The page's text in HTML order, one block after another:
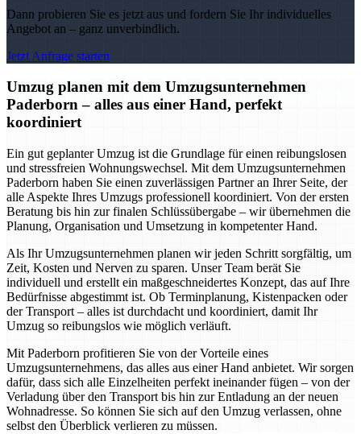
Dann probieren Sie es jetzt aus und fordern Sie Ihr individuelles
Angebot an – ganz unverbindlich.
Jetzt Anfrage starten
Umzug planen mit dem Umzugsunternehmen
Paderborn – alles aus einer Hand, perfekt
koordiniert
Ein gut geplanter Umzug ist die Grundlage für einen reibungslosen
und stressfreien Wohnungswechsel. Mit dem Umzugsunternehmen
Paderborn haben Sie einen zuverlässigen Partner an Ihrer Seite, der
alle Aspekte Ihres Umzugs professionell koordiniert. Von der ersten
Beratung bis hin zur finalen Schlüssübergabe – wir übernehmen die
Planung, Organisation und Umsetzung in kompetenter Hand.
Als Ihr Umzugsunternehmen planen wir jeden Schritt sorgfältig, um
Zeit, Kosten und Nerven zu sparen. Unser Team berät Sie
individuell und erstellt ein maßgeschneidertes Konzept, das auf Ihre
Bedürfnisse abgestimmt ist. Ob Terminplanung, Kistenpacken oder
der Transport – alles ist durchdacht und koordiniert, damit Ihr
Umzug so reibungslos wie möglich verläuft.
Mit Paderborn profitieren Sie von der Vorteile eines
Umzugsunternehmens, das alles aus einer Hand anbietet. Wir sorgen
dafür, dass sich alle Einzelheiten perfekt ineinander fügen – von der
Verladung über den Transport bis hin zur Entladung an der neuen
Wohnadresse. So können Sie sich auf den Umzug verlassen, ohne
selbst den Überblick verlieren zu müssen.